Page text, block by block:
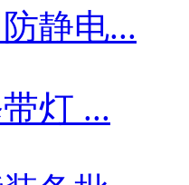
静电...
灯 ...